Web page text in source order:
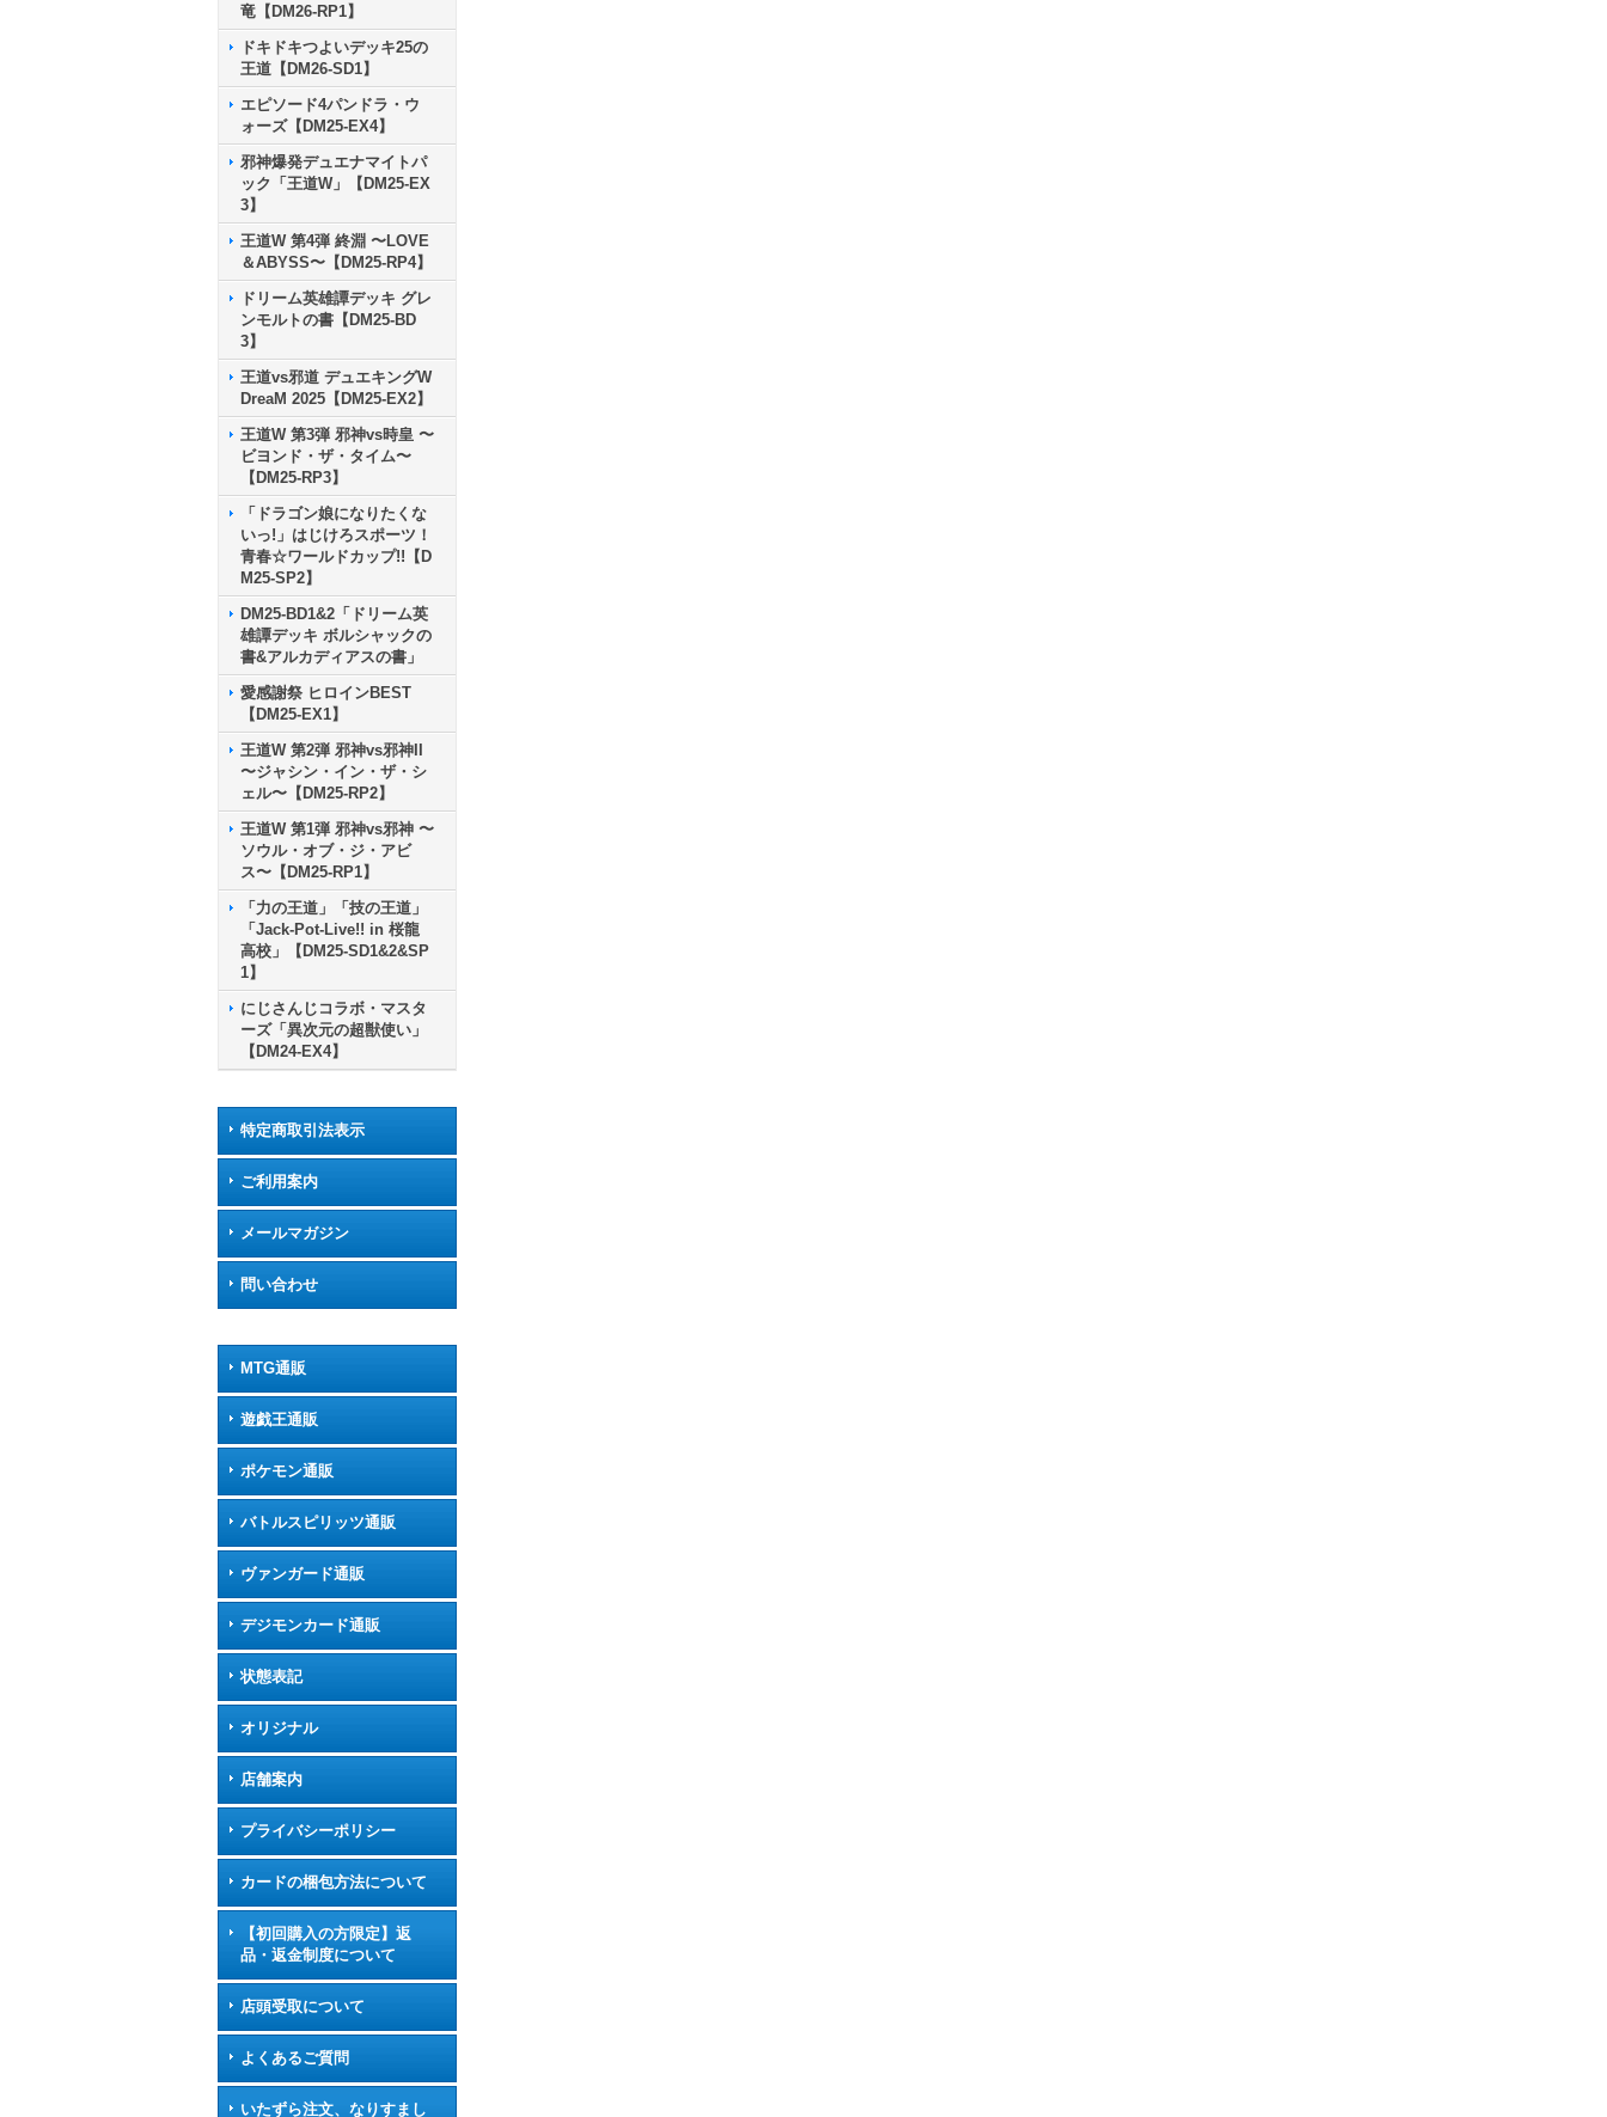
竜【DM26-RP1】
ドキドキつよいデッキ25の
王道【DM26-SD1】
エピソード4パンドラ・ウ
ォーズ【DM25-EX4】
邪神爆発デュエナマイトパ
ック「王道W」【DM25-EX
3】
王道W 第4弾 終淵 〜LOVE
＆ABYSS〜【DM25-RP4】
ドリーム英雄譚デッキ グレ
ンモルトの書【DM25-BD
3】
王道vs邪道 デュエキングW
DreaM 2025【DM25-EX2】
王道W 第3弾 邪神vs時皇 〜
ビヨンド・ザ・タイム〜
【DM25-RP3】
「ドラゴン娘になりたくな
いっ!」はじけろスポーツ！
青春☆ワールドカップ!!【D
M25-SP2】
DM25-BD1&2「ドリーム英
雄譚デッキ ボルシャックの
書&アルカディアスの書」
愛感謝祭 ヒロインBEST
【DM25-EX1】
王道W 第2弾 邪神vs邪神II
〜ジャシン・イン・ザ・シ
ェル〜【DM25-RP2】
王道W 第1弾 邪神vs邪神 〜
ソウル・オブ・ジ・アビ
ス〜【DM25-RP1】
「力の王道」「技の王道」
「Jack-Pot-Live!! in 桜龍
高校」【DM25-SD1&2&SP
1】
にじさんじコラボ・マスタ
ーズ「異次元の超獣使い」
【DM24-EX4】
特定商取引法表示
ご利用案内
メールマガジン
問い合わせ
MTG通販
遊戯王通販
ポケモン通販
バトルスピリッツ通販
ヴァンガード通販
デジモンカード通販
状態表記
オリジナル
店舗案内
プライバシーポリシー
カードの梱包方法について
【初回購入の方限定】返
品・返金制度について
店頭受取について
よくあるご質問
いたずら注文、なりすまし